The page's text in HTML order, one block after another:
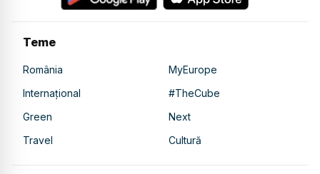
Teme
România
MyEurope
Internațional
#TheCube
Green
Next
Travel
Cultură